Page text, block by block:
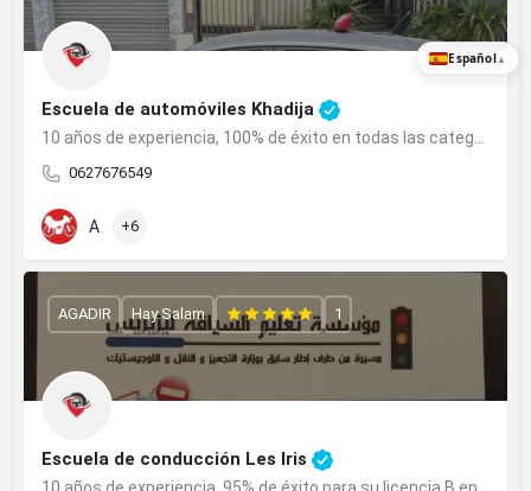
Escuela de automóviles Khadija
0627676549
A +6
Escuela de conducción Les Iris
AGADIR Hay Salam 1
Español ▲